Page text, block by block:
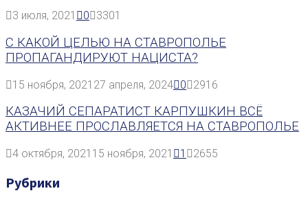
3 июля, 2021 0 3301
С КАКОЙ ЦЕЛЬЮ НА СТАВРОПОЛЬЕ
ПРОПАГАНДИРУЮТ НАЦИСТА?
15 ноября, 2021 27 апреля, 2024 0 2916
КАЗАЧИЙ СЕПАРАТИСТ КАРПУШКИН ВСЁ
АКТИВНЕЕ ПРОСЛАВЛЯЕТСЯ НА СТАВРОПОЛЬЕ
4 октября, 2021 15 ноября, 2021 1 2655
Рубрики